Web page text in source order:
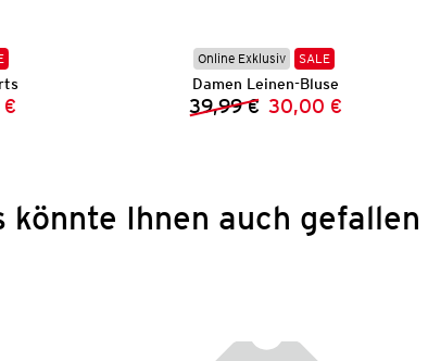
Preis:
Online Exklusiv SALE
Damen Leinen-Bluse
Vorheriger Preis:
39,99 € Neuer Preis:
30,00 €
könnte Ihnen auch gefallen